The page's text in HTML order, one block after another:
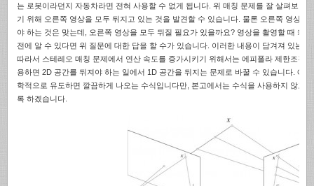
는 로봇이라던지 자동차라면 전혀 사용할 수 없게 됩니다. 위 매칭 문제를 잘 살펴보면
기 위해 오른쪽 영상을 모두 뒤지고 있는 것을 발견할 수 있습니다. 물론 오른쪽 영상에
야 하는 것은 맞는데, 오른쪽 영상을 모두 뒤질 필요가 있을까요? 영상을 촬영할 때 카
전에 알 수 있다면 위 질문에 대한 답을 할 수가 있습니다. 이러한 내용이 담겨져 있는
따라서 스테레오 매칭 문제에서 연산 속도를 증가시키기 위해서는 에피폴라 제한조건
용하면 2D 공간를 뒤져야 하는 일에서 1D 공간을 뒤지는 문제로 바꿀 수 있습니다. 에
학적으로 유도하면 깔끔하게 나오는 수식입니다만, 본고에서는 수식을 사용하지 않고
록 하겠습니다.